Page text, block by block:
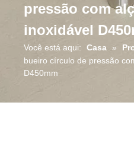
pressão com
inoxidável
Você está aqui: Casa »
bueiro círculo de pressão
D450mm